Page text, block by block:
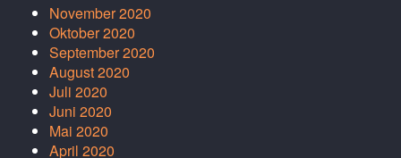
November 2020
Oktober 2020
September 2020
August 2020
Juli 2020
Juni 2020
Mai 2020
April 2020